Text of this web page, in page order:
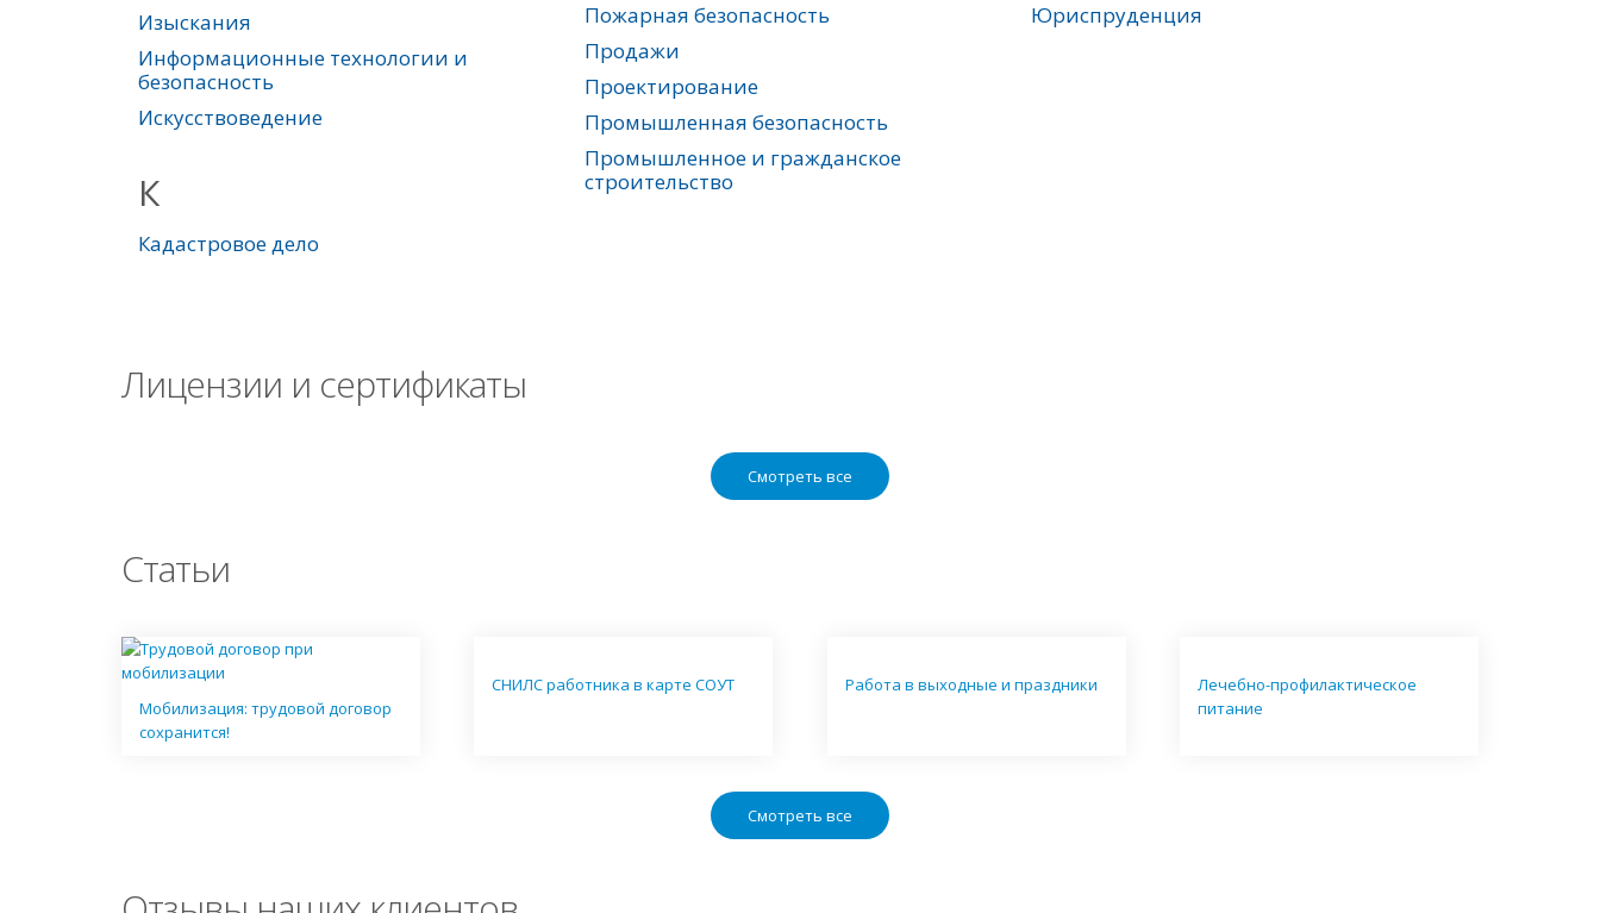
Изыскания
Информационные технологии и
безопасность
Искусствоведение
К
Кадастровое дело
Пожарная безопасность
Продажи
Проектирование
Промышленная безопасность
Промышленное и гражданское
строительство
Юриспруденция
Лицензии и сертификаты
Смотреть все
Статьи
Мобилизация: трудовой договор
сохранится!
СНИЛС работника в карте СОУТ Работа в выходные и праздники
Лечебно-профилактическое
питание
Смотреть все